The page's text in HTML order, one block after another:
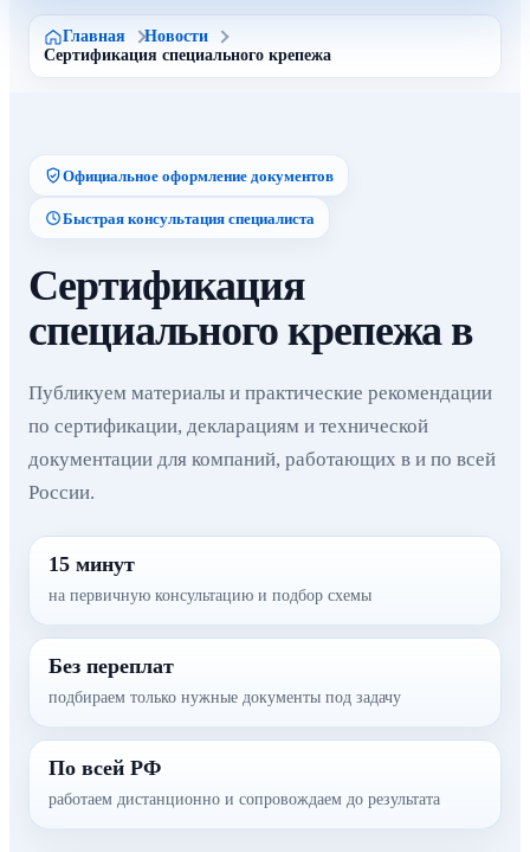
Главная
Новости
Сертификация специального крепежа
Официальное оформление документов
Быстрая консультация специалиста
Сертификация
специального крепежа в
Публикуем материалы и практические рекомендации
по сертификации, декларациям и технической
документации для компаний, работающих в и по всей
России.
15 минут
на первичную консультацию и подбор схемы
Без переплат
подбираем только нужные документы под задачу
По всей РФ
работаем дистанционно и сопровождаем до результата